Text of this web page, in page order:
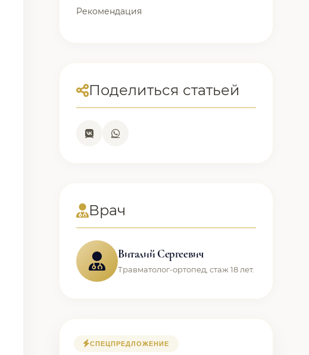
Рекомендация
Поделиться статьей
Врач
Виталий Сергеевич
Травматолог-ортопед, стаж 18 лет.
СПЕЦПРЕДЛОЖЕНИЕ